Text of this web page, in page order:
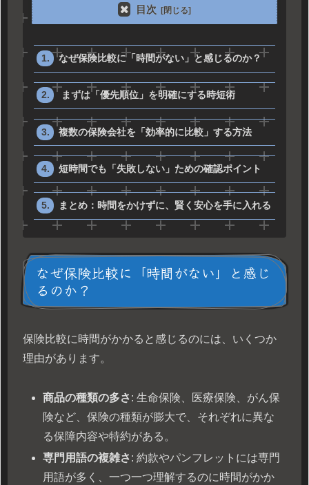
目次
なぜ保険比較に「時間がない」と感じるのか？
まずは「優先順位」を明確にする時短術
複数の保険会社を「効率的に比較」する方法
短時間でも「失敗しない」ための確認ポイント
まとめ：時間をかけずに、賢く安心を手に入れる
なぜ保険比較に「時間がない」と感じ
るのか？
保険比較に時間がかかると感じるのには、いくつか
理由があります。
商品の種類の多さ: 生命保険、医療保険、がん保
険など、保険の種類が膨大で、それぞれに異な
る保障内容や特約がある。
専門用語の複雑さ: 約款やパンフレットには専門
用語が多く、一つ一つ理解するのに時間がかか